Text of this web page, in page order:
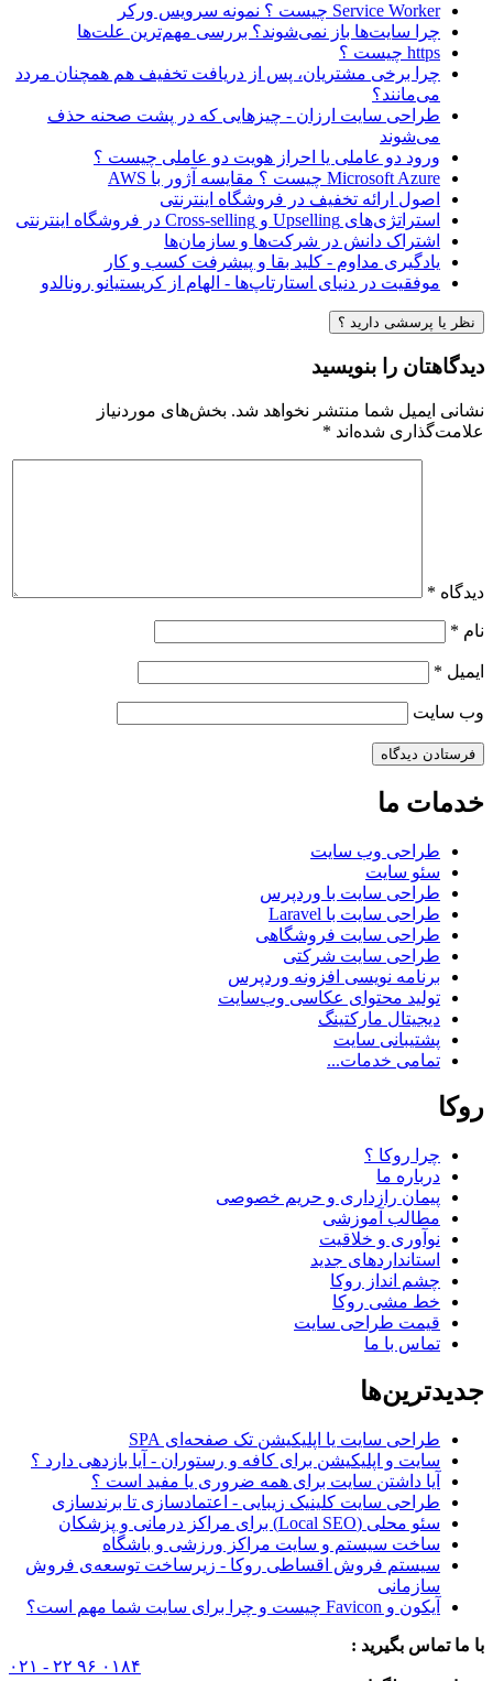
Service Worker چیست ؟ نمونه سرویس ورکر
چرا سایت‌ها باز نمی‌شوند؟ بررسی مهم‌ترین علت‌ها
https چیست ؟
چرا برخی مشتریان، پس از دریافت تخفیف هم همچنان مردد
می‌مانند؟
طراحی سایت ارزان - چیزهایی که در پشت صحنه حذف
می‌شوند
ورود دو عاملی یا احراز هویت دو عاملی چیست ؟
Microsoft Azure چیست ؟ مقایسه آژور با AWS
اصول ارائه تخفیف در فروشگاه اینترنتی
استراتژی‌های Upselling و Cross-selling در فروشگاه اینترنتی
اشتراک دانش در شرکت‌ها و سازمان‌ها
یادگیری مداوم - کلید بقا و پیشرفت کسب و کار
موفقیت در دنیای استارتاپ‌ها - الهام از کریستیانو رونالدو
نظر یا پرسشی دارید ؟
دیدگاهتان را بنویسید
نشانی ایمیل شما منتشر نخواهد شد. بخش‌های موردنیاز
علامت‌گذاری شده‌اند *
دیدگاه *
نام *
ایمیل *
وب‌ سایت
خدمات ما
طراحی وب سایت
سئو سایت
طراحی سایت با وردپرس
طراحی سایت با Laravel
طراحی سایت فروشگاهی
طراحی سایت شرکتی
برنامه نویسی افزونه وردپرس
تولید محتوای عکاسی وب‌سایت
دیجیتال مارکتینگ
پشتیبانی سایت
تمامی خدمات...
روکا
چرا روکا ؟
درباره ما
پیمان رازداری و حریم خصوصی
مطالب آموزشی
نوآوری و خلاقیت
استانداردهای جدید
چشم انداز روکا
خط مشی روکا
قیمت طراحی سایت
تماس با ما
جدیدترین‌ها
طراحی سایت یا اپلیکیشن تک صفحه‌ای SPA
سایت و اپلیکیشن برای کافه و رستوران - آیا بازدهی دارد ؟
آیا داشتن سایت برای همه ضروری یا مفید است ؟
طراحی سایت کلینیک زیبایی - اعتمادسازی تا برندسازی
سئو محلی (Local SEO) برای مراکز درمانی و پزشکان
ساخت سیستم و سایت مراکز ورزشی و باشگاه
سیستم فروش اقساطی روکا - زیرساخت توسعه‌ی فروش
سازمانی
آیکون و Favicon چیست و چرا برای سایت شما مهم است؟
با ما تماس بگیرید :
۰۲۱ - ۲۲ ۹۶ ۰۱۸۴